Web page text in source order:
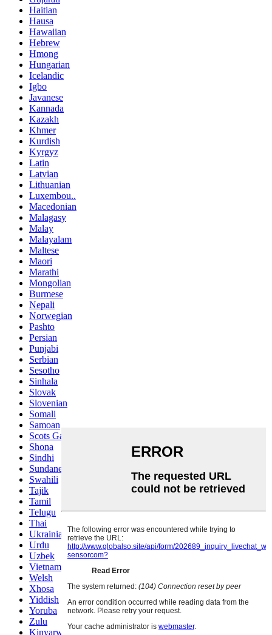
Haitian
Hausa
Hawaiian
Hebrew
Hmong
Hungarian
Icelandic
Igbo
Javanese
Kannada
Kazakh
Khmer
Kurdish
Kyrgyz
Latin
Latvian
Lithuanian
Luxembou..
Macedonian
Malagasy
Malay
Malayalam
Maltese
Maori
Marathi
Mongolian
Burmese
Nepali
Norwegian
Pashto
Persian
Punjabi
Serbian
Sesotho
Sinhala
Slovak
Slovenian
Somali
Samoan
Scots Gaelic
Shona
Sindhi
Sundanese
Swahili
Tajik
Tamil
Telugu
Thai
Ukrainian
Urdu
Uzbek
Vietnamese
Welsh
Xhosa
Yiddish
Yoruba
Zulu
Kinyarwanda